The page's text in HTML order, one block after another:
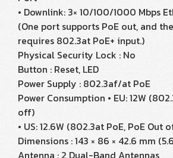
• Downlink: 3× 10/100/1000 Mbps
(One port supports PoE out, and
requires 802.3at PoE+ input.)
Physical Security Lock : No
Button : Reset, LED
Power Supply : 802.3af/at PoE
Power Consumption • EU: 12W
off)
• US: 12.6W (802.3at PoE, PoE Out
Dimensions : 143 × 86 × 42.6 mm
Antenna : 2 Dual-Band Antennas